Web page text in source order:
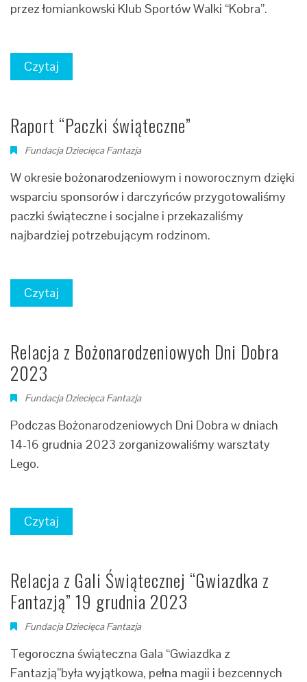
przez łomiankowski Klub Sportów Walki “Kobra”.
Czytaj
Raport “Paczki świąteczne”
Fundacja Dziecięca Fantazja
W okresie bożonarodzeniowym i noworocznym dzięki
wsparciu sponsorów i darczyńców przygotowaliśmy
paczki świąteczne i socjalne i przekazaliśmy
najbardziej potrzebującym rodzinom.
Czytaj
Relacja z Bożonarodzeniowych Dni Dobra
2023
Fundacja Dziecięca Fantazja
Podczas Bożonarodzeniowych Dni Dobra w dniach
14-16 grudnia 2023 zorganizowaliśmy warsztaty
Lego.
Czytaj
Relacja z Gali Świątecznej “Gwiazdka z
Fantazją” 19 grudnia 2023
Fundacja Dziecięca Fantazja
Tegoroczna świąteczna Gala “Gwiazdka z
Fantazją”była wyjątkowa, pełna magii i bezcennych